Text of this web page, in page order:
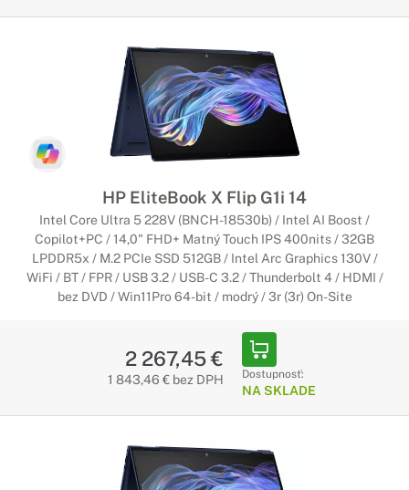
HP EliteBook X Flip G1i 14
Intel Core Ultra 5 228V (BNCH-18530b) / Intel AI Boost /
Copilot+PC / 14,0" FHD+ Matný Touch IPS 400nits / 32GB
LPDDR5x / M.2 PCIe SSD 512GB / Intel Arc Graphics 130V /
WiFi / BT / FPR / USB 3.2 / USB-C 3.2 / Thunderbolt 4 / HDMI /
bez DVD / Win11Pro 64-bit / modrý / 3r (3r) On-Site
2 267,45 €
1 843,46 € bez DPH Dostupnosť:
NA SKLADE